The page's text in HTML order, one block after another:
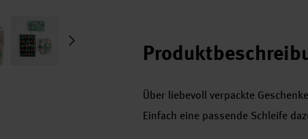
Über liebevoll verpackte
Einfach eine passende Schleife